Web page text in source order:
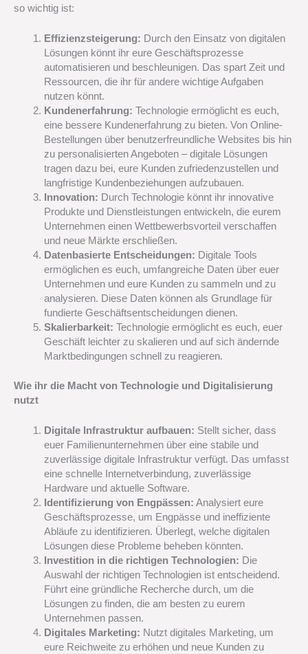
so wichtig ist:
Effizienzsteigerung: Durch den Einsatz von digitalen
Lösungen könnt ihr eure Geschäftsprozesse
automatisieren und beschleunigen. Das spart Zeit und
Ressourcen, die ihr für andere wichtige Aufgaben
nutzen könnt.
Kundenerfahrung: Technologie ermöglicht es euch,
eine bessere Kundenerfahrung zu bieten. Von Online-
Bestellungen über benutzerfreundliche Websites bis hin
zu personalisierten Angeboten – digitale Lösungen
tragen dazu bei, eure Kunden zufriedenzustellen und
langfristige Kundenbeziehungen aufzubauen.
Innovation: Durch Technologie könnt ihr innovative
Produkte und Dienstleistungen entwickeln, die eurem
Unternehmen einen Wettbewerbsvorteil verschaffen
und neue Märkte erschließen.
Datenbasierte Entscheidungen: Digitale Tools
ermöglichen es euch, umfangreiche Daten über euer
Unternehmen und eure Kunden zu sammeln und zu
analysieren. Diese Daten können als Grundlage für
fundierte Geschäftsentscheidungen dienen.
Skalierbarkeit: Technologie ermöglicht es euch, euer
Geschäft leichter zu skalieren und auf sich ändernde
Marktbedingungen schnell zu reagieren.
Wie ihr die Macht von Technologie und Digitalisierung
nutzt
Digitale Infrastruktur aufbauen: Stellt sicher, dass
euer Familienunternehmen über eine stabile und
zuverlässige digitale Infrastruktur verfügt. Das umfasst
eine schnelle Internetverbindung, zuverlässige
Hardware und aktuelle Software.
Identifizierung von Engpässen: Analysiert eure
Geschäftsprozesse, um Engpässe und ineffiziente
Abläufe zu identifizieren. Überlegt, welche digitalen
Lösungen diese Probleme beheben könnten.
Investition in die richtigen Technologien: Die
Auswahl der richtigen Technologien ist entscheidend.
Führt eine gründliche Recherche durch, um die
Lösungen zu finden, die am besten zu eurem
Unternehmen passen.
Digitales Marketing: Nutzt digitales Marketing, um
eure Reichweite zu erhöhen und neue Kunden zu